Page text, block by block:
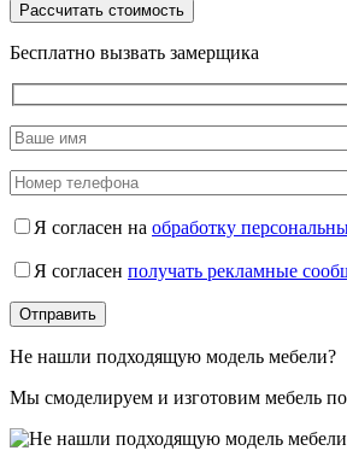
Бесплатно вызвать замерщика
Я согласен на обработку
Я согласен получать рекламные
Не нашли подходящую модель мебели?
Мы смоделируем и изготовим мебель